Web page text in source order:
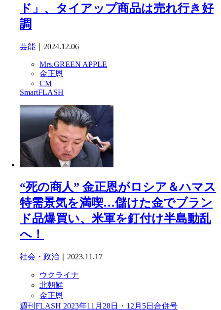
ド」、タイアップ商品は売れ行き好
調
芸能 ｜2024.12.06
Mrs.GREEN APPLE
金正恩
CM
SmartFLASH
“死の商人” 金正恩がロシア＆ハマス
特需景気を満喫…儲けた金でブラン
ド品爆買い、米軍を釘付け半島動乱
へ！
社会・政治 ｜2023.11.17
ウクライナ
北朝鮮
金正恩
週刊FLASH 2023年11月28日・12月5日合併号